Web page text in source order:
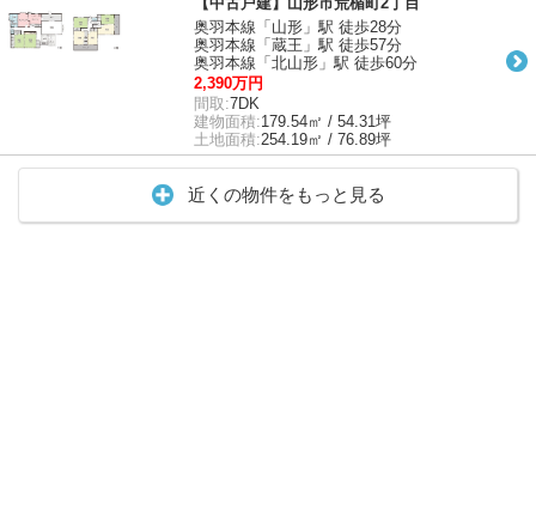
奥羽本線「山形」駅 徒歩28分
奥羽本線「蔵王」駅 徒歩57分
奥羽本線「北山形」駅 徒歩60分
2,390万円
間取:7DK
建物面積:179.54㎡ / 54.31坪
土地面積:254.19㎡ / 76.89坪
近くの物件をもっと見る